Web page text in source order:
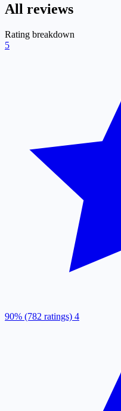
All reviews
Rating breakdown
5
90% (782 ratings) 4